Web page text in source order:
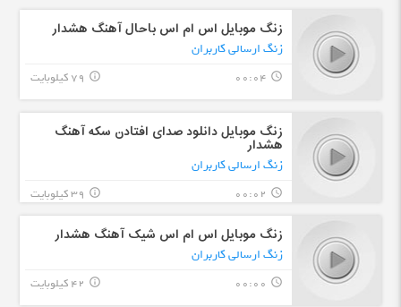
زنگ موبایل اس ام اس باحال آهنگ هشدار
زنگ ارسالی کاربران
query_builder
00:04 79 کیلوبایت info_outline
زنگ موبایل دانلود صدای افتادن سکه آهنگ
هشدار
زنگ ارسالی کاربران
query_builder
00:02 39 کیلوبایت info_outline
زنگ موبایل اس ام اس شیک آهنگ هشدار
زنگ ارسالی کاربران
query_builder
00:00 42 کیلوبایت info_outline